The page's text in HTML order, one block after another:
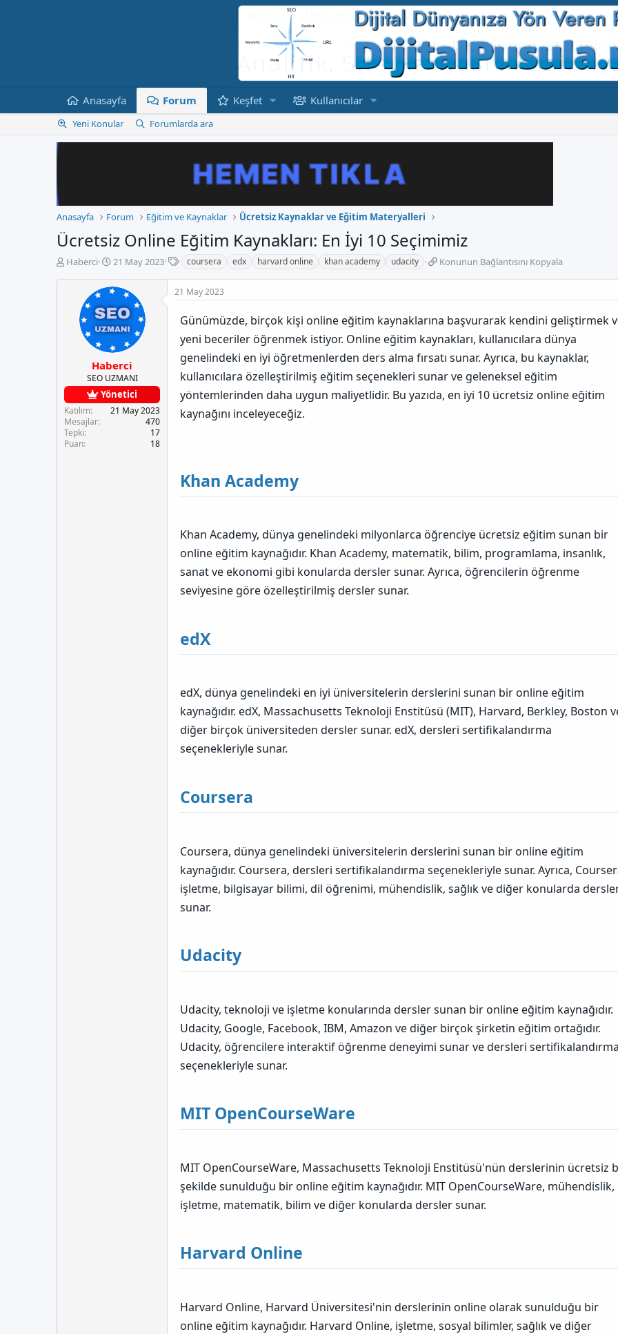
Anasayfa Forum Keşfet Kullanıcılar
Yeni Konular Forumlarda ara
Anasayfa Forum Eğitim ve Kaynaklar Ücretsiz Kaynaklar ve Eğitim Materyalleri
Ücretsiz Online Eğitim Kaynakları: En İyi 10 Seçimimiz
K
l
t
a
n
Haberci
B
ş
l
a
n
g
ı
t
a
r
i
21 May 2023
k
t
l
e
r
coursera edx harvard online khan academy udacity
K
u
n
a
ğ
a
K
y
a
l
a
Konunun Bağlantısını Kopyala
Haberci
SEO UZMANI
Yönetici
Katılım
21 May 2023
Mesajlar
470
Tepki
17
Puan
18
21 May 2023
Günümüzde, birçok kişi online eğitim kaynaklarına başvurarak kendini geliştirmek
yeni beceriler öğrenmek istiyor. Online eğitim kaynakları, kullanıcılara dünya
genelindeki en iyi öğretmenlerden ders alma fırsatı sunar. Ayrıca, bu kaynaklar,
kullanıcılara özelleştirilmiş eğitim seçenekleri sunar ve geleneksel eğitim
yöntemlerinden daha uygun maliyetlidir. Bu yazıda, en iyi 10 ücretsiz online eğitim
kaynağını inceleyeceğiz.
Khan Academy
Khan Academy, dünya genelindeki milyonlarca öğrenciye ücretsiz eğitim sunan bir
online eğitim kaynağıdır. Khan Academy, matematik, bilim, programlama, insanlık,
sanat ve ekonomi gibi konularda dersler sunar. Ayrıca, öğrencilerin öğrenme
seviyesine göre özelleştirilmiş dersler sunar.
edX
edX, dünya genelindeki en iyi üniversitelerin derslerini sunan bir online eğitim
kaynağıdır. edX, Massachusetts Teknoloji Enstitüsü (MIT), Harvard, Berkley, Boston
diğer birçok üniversiteden dersler sunar. edX, dersleri sertifikalandırma
seçenekleriyle sunar.
Coursera
Coursera, dünya genelindeki üniversitelerin derslerini sunan bir online eğitim
kaynağıdır. Coursera, dersleri sertifikalandırma seçenekleriyle sunar. Ayrıca,
işletme, bilgisayar bilimi, dil öğrenimi, mühendislik, sağlık ve diğer konularda
sunar.
Udacity
Udacity, teknoloji ve işletme konularında dersler sunan bir online eğitim kaynağıdır.
Udacity, Google, Facebook, IBM, Amazon ve diğer birçok şirketin eğitim ortağıdır.
Udacity, öğrencilere interaktif öğrenme deneyimi sunar ve dersleri
seçenekleriyle sunar.
MIT OpenCourseWare
MIT OpenCourseWare, Massachusetts Teknoloji Enstitüsü'nün derslerinin ücretsiz
şekilde sunulduğu bir online eğitim kaynağıdır. MIT OpenCourseWare, mühendislik,
işletme, matematik, bilim ve diğer konularda dersler sunar.
Harvard Online
Harvard Online, Harvard Üniversitesi'nin derslerinin online olarak sunulduğu bir
online eğitim kaynağıdır. Harvard Online, işletme, sosyal bilimler, sağlık ve diğer